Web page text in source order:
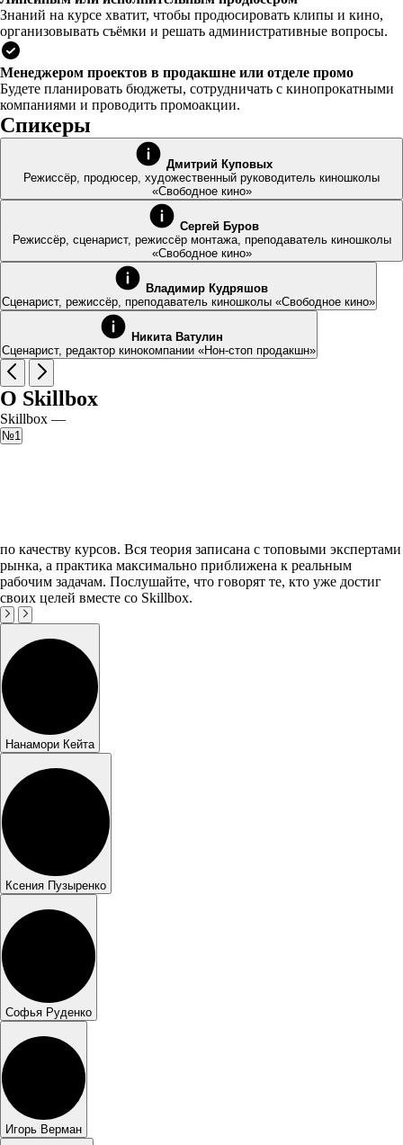
Знаний на курсе хватит, чтобы продюсировать клипы и кино,
организовывать съёмки и решать административные вопросы.
Менеджером проектов в продакшне или отделе промо
Будете планировать бюджеты, сотрудничать с кинопрокатными
компаниями и проводить промоакции.
Спикеры
Дмитрий Куповых
Режиссёр, продюсер, художественный руководитель киношколы
«Свободное кино»
Сергей Буров
Режиссёр, сценарист, режиссёр монтажа, преподаватель киношколы
«Свободное кино»
Владимир Кудряшов
Сценарист, режиссёр, преподаватель киношколы «Свободное кино»
Никита Ватулин
Сценарист, редактор кинокомпании «Нон-стоп продакшн»
О Skillbox
Skillbox —
№1
по качеству курсов. Вся теория записана с топовыми экспертами
рынка, а практика максимально приближена к реальным
рабочим задачам. Послушайте, что говорят те, кто уже достиг
своих целей вместе со Skillbox.
Нанамори Кейта
Ксения Пузыренко
Софья Руденко
Игорь Верман